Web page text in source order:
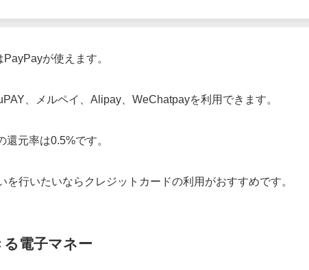
が使えます。
、メルペイ、Alipay、WeChatpayを利用できます。
元率は0.5%です。
を行いたいならクレジットカードの利用がおすすめです。
電子マネー